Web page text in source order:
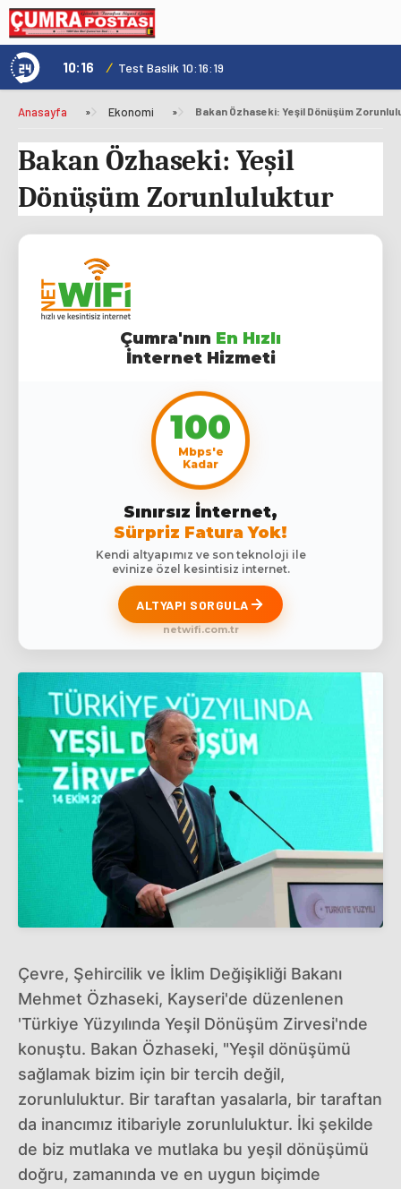
10:16 / Test Baslik 10:16:19
Anasayfa » Ekonomi » Bakan Özhaseki: Yeşil Dönüşüm
Bakan Özhaseki: Yeşil
Dönüşüm Zorunluluktur
Çumra'nın En Hızlı
İnternet Hizmeti
100
Mbps'e
Kadar
Sınırsız İnternet,
Sürpriz Fatura Yok!
Kendi altyapımız ve son teknoloji ile
evinize özel kesintisiz internet.
ALTYAPI SORGULA
netwifi.com.tr
Çevre, Şehircilik ve İklim Değişikliği Bakanı
Mehmet Özhaseki, Kayseri'de düzenlenen
'Türkiye Yüzyılında Yeşil Dönüşüm Zirvesi'nde
konuştu. Bakan Özhaseki, "Yeşil dönüşümü
sağlamak bizim için bir tercih değil,
zorunluluktur. Bir taraftan yasalarla, bir taraftan
da inancımız itibariyle zorunluluktur. İki şekilde
de biz mutlaka ve mutlaka bu yeşil dönüşümü
doğru, zamanında ve en uygun biçimde